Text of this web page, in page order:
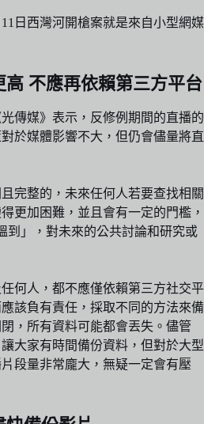
日西灣河開槍案就是來自小型網媒
不應再依賴第三方平台
傳媒》表示，反修例期間的直播的
於媒體影響不大，但仍會儘量將直
完整的，未來任何人若要查找相關
更加困難，並且會有一定的門檻，
到」，對未來的公共討論和研究或
何人，都不應僅依賴第三方社交平
該負有責任，採取不同的方法來備
，所有資料可能都會丟失。儘管
大家有時間備份資料，但對於大型
段量非常龐大，無疑一定會有壓